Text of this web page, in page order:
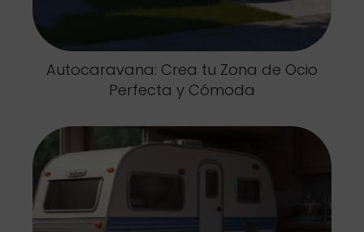
Autocaravana: Crea tu Zona de Ocio
Perfecta y Cómoda